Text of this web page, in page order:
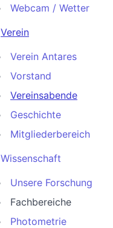
Webcam / Wetter
Verein
Verein Antares
Vorstand
Vereinsabende
Geschichte
Mitgliederbereich
Wissenschaft
Unsere Forschung
Fachbereiche
Photometrie